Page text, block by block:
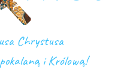
Chrystusa
i Królową!